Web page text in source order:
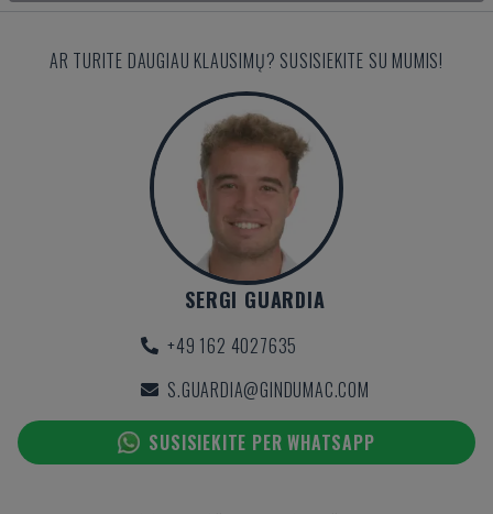
AR TURITE DAUGIAU KLAUSIMŲ? SUSISIEKITE SU MUMIS!
SERGI GUARDIA
+49 162 4027635
S.GUARDIA@GINDUMAC.COM
SUSISIEKITE PER WHATSAPP